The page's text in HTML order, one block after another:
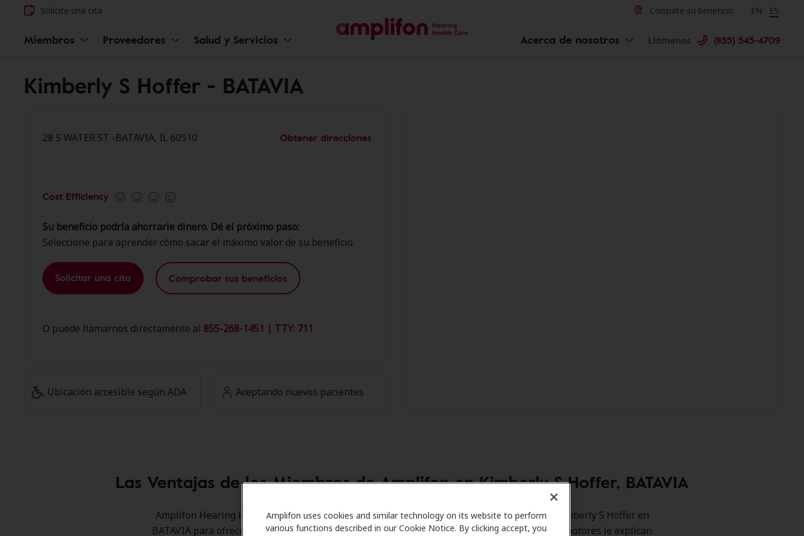
Amplifon uses cookies and similar technology on its website to perform
various functions described in our Cookie Notice. By clicking accept, you
Solicite una cita Consulte su beneficio Change
EN ES
Miembros Proveedores Salud y Servicios Acerca de nosotros Llámenos (855) 545-4709
Kimberly S Hoffer - BATAVIA
28 S WATER ST -BATAVIA, IL 60510 Obtener direcciones
Cost Efficiency
Su beneficio podría ahorrarle dinero. Dé el próximo paso:
Seleccione para aprender cómo sacar el máximo valor de su beneficio
Solicitar una cita Comprobar sus beneficios
O puede llamarnos directamente al 855-268-1451 | TTY: 711
Ubicación accesible según ADA Aceptando nuevos pacientes
Las Ventajas de los Miembros de Amplifon en Kimberly S Hoffer, BATAVIA
Amplifon Hearing Health Care se asocia con muchos planes de beneficios y clínicas como Kimberly S Hoffer en
BATAVIA para ofrecer descuentos especiales en audífonos y atención auditiva. Nuestros promotores le explican